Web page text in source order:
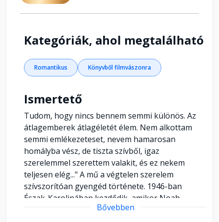
Kategóriák, ahol megtalálható
Romantikus Könyvből filmvászonra
Ismertető
Tudom, hogy nincs bennem semmi különös. Az
átlagemberek átlagéletét élem. Nem alkottam
semmi emlékezeteset, nevem hamarosan
homályba vész, de tiszta szívből, igaz
szerelemmel szerettem valakit, és ez nekem
teljesen elég..." A mű a végtelen szerelem
szívszorítóan gyengéd története. 1946-ban
Észak-Karolinában kezdődik, amikor Noah
Calhoun visszatér a második világháborúból. A
Bővebben